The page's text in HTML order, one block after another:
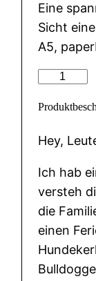
Eine
Sicht
A5,
m
i
s
i
e
h
t
Hey,
Ich hab
versteh
die
einen